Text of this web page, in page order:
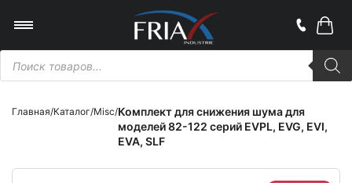
Поиск
товаров
Главная/Каталог/Misc/Комплект для снижения шума для
моделей 82-122 серий EVPL, EVG, EVI,
EVA, SLF